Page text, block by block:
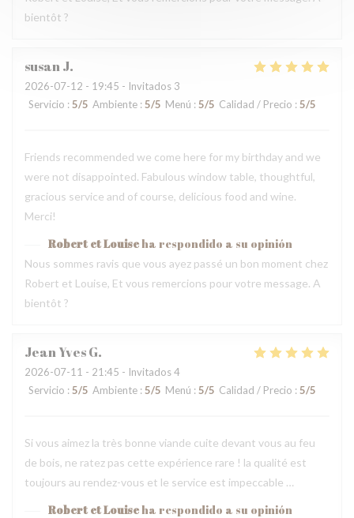
bientôt ?
susanJ
2026-07-12 - 19:45 - Invitados 3
Servicio : 5/5 Ambiente : 5/5 Menú : 5/5 Calidad / Precio : 5/5
Friends recommended we come here for my birthday and we
were not disappointed. Fabulous window table, thoughtful,
gracious service and of course, delicious food and wine.
Merci!
Robert et Louiseha respondido a su opinión
Nous sommes ravis que vous ayez passé un bon moment chez
Robert et Louise, Et vous remercions pour votre message. A
bientôt ?
Jean YvesG
2026-07-11 - 21:45 - Invitados 4
Servicio : 5/5 Ambiente : 5/5 Menú : 5/5 Calidad / Precio : 5/5
Si vous aimez la très bonne viande cuite devant vous au feu
de bois, ne ratez pas cette expérience rare ! la qualité est
toujours au rendez-vous et le service est impeccable …
Robert et Louiseha respondido a su opinión